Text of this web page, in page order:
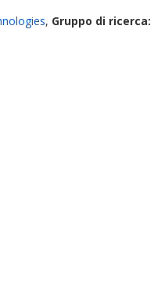
, Gruppo di ricerca: